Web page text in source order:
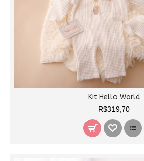
Kit Hello World
R$319,70